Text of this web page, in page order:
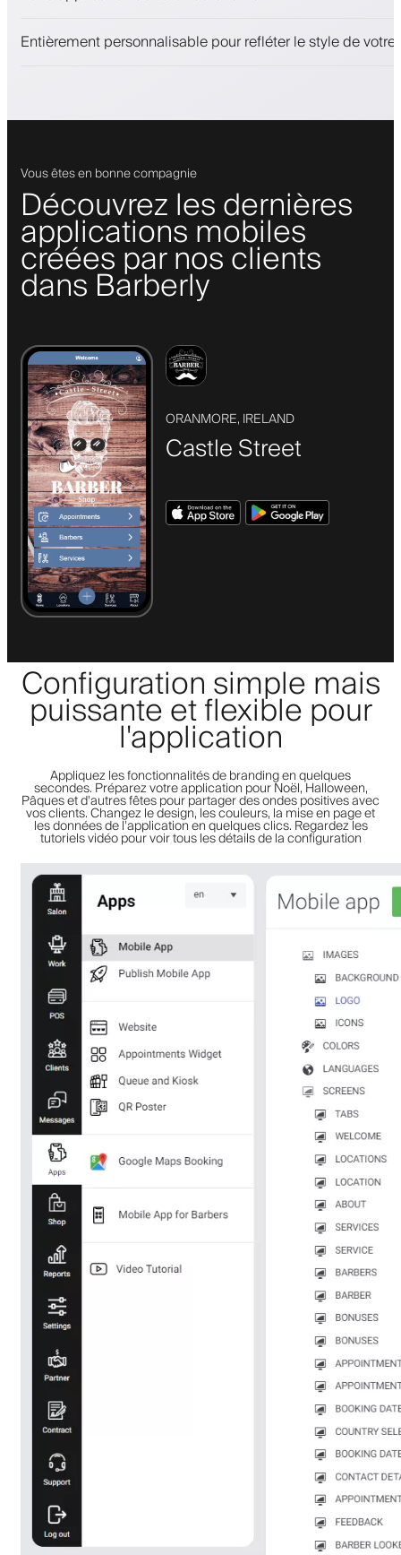
Fidélisez les clients avec un programme de fidélité
Entièrement personnalisable pour refléter le style de
Vous êtes en bonne compagnie
Découvrez les dernières
applications mobiles
créées par nos clients
dans Barberly
ORANMORE, IRELAND
Castle Street
Configuration simple mais
puissante et flexible pour
l'application
Appliquez les fonctionnalités de branding en quelques
secondes. Préparez votre application pour Noël, Halloween,
Pâques et d'autres fêtes pour partager des ondes positives avec
vos clients. Changez le design, les couleurs, la mise en page et
les données de l'application en quelques clics. Regardez les
tutoriels vidéo pour voir tous les détails de la configuration